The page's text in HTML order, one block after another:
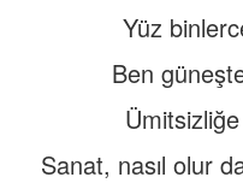
Yüz
Ben
Sanat, nasıl olur